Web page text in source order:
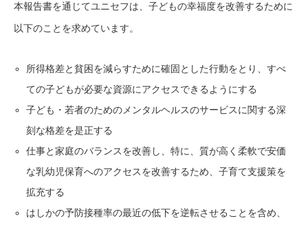
本報告書を通じてユニセフは、子どもの幸福度を改善するために
以下のことを求めています。
所得格差と貧困を減らすために確固とした行動をとり、すべ
ての子どもが必要な資源にアクセスできるようにする
子ども・若者のためのメンタルヘルスのサービスに関する深
刻な格差を是正する
仕事と家庭のバランスを改善し、特に、質が高く柔軟で安価
な乳幼児保育へのアクセスを改善するため、子育て支援策を
拡充する
はしかの予防接種率の最近の低下を逆転させることを含め、